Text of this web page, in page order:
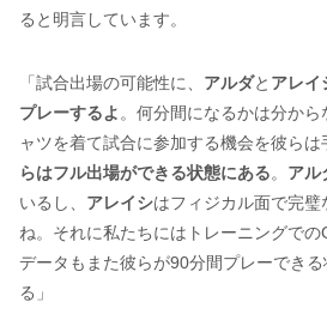
ると明言しています。
「試合出場の可能性に、 アルダと アレイ
プレーするよ 。何分間になるかは分か
ャツを着て試合に参加する機会を彼ら
らはフル出場ができる状態にある。 アル
いるし、 アレイシはフィジカル面で完
ね。それに私たちにはトレーニングで
データもまた彼らが90分間プレーでき
る」